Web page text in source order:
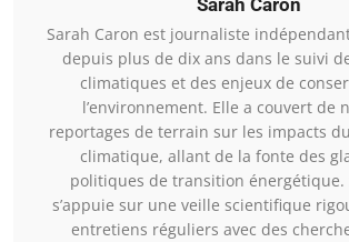
Sarah Caron
Sarah Caron est journaliste
depuis plus de dix ans dans le suivi
climatiques et des enjeux de
l’environnement. Elle a couvert de
reportages de terrain sur les impacts
climatique, allant de la fonte des
politiques de transition énergétique.
s’appuie sur une veille scientifique
entretiens réguliers avec des